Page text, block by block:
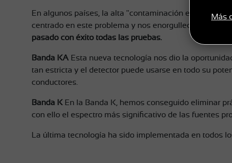
Más
En algunos países, la alta "contaminación
centrado en este problema y nos enorgullece
pasado con éxito todas las pruebas.
Banda KA Esta nueva tecnología nos dio la
tan estricta y el detector puede usarse en todo su
conductores.
Banda KEn la Banda K, hemos conseguido eliminar
con ello el espectro más significativo de las fuentes
La última tecnología ha sido implementada en todos